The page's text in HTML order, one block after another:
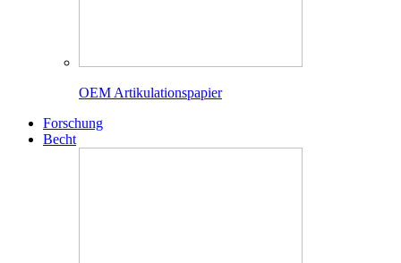
OEM Artikulationspapier
Forschung
Becht